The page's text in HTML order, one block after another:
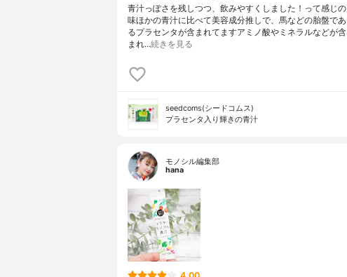
青汁っぽさを残しつつ、飲みやすくしました！って感じの
味ほかの青汁に比べて美容成分推しで、馬などの胎盤であ
るプラセンタが含まれてますアミノ酸やミネラルなどが含
まれ…続きを見る
seedcoms(シードコムス)
プラセンタ入り輝きの青汁
モノシル編集部
hana